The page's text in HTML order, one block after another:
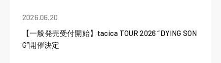
2026.06.20
【一般発売受付開始】tacica TOUR 2026 “DYING SON
G”開催決定